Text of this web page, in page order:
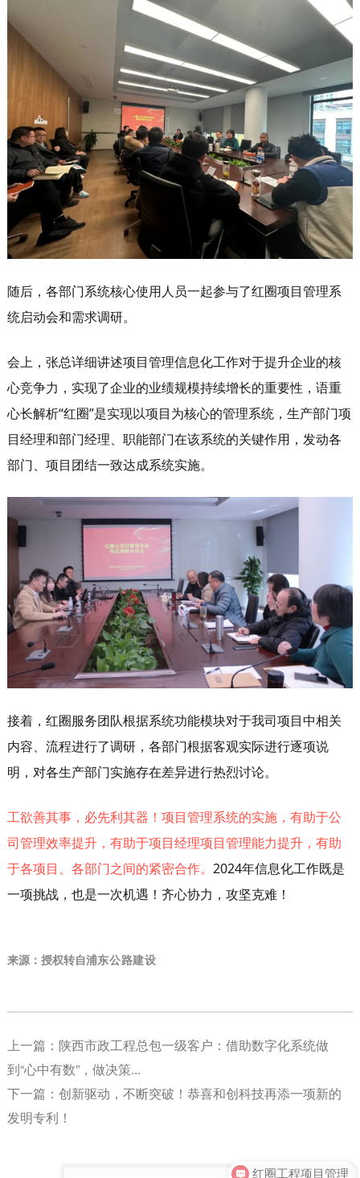
随后，各部门系统核心使用人员一起参与了红圈项目管理系
统启动会和需求调研。
会上，张总详细讲述项目管理信息化工作对于提升企业的核
心竞争力，实现了企业的业绩规模持续增长的重要性，语重
心长解析“红圈”是实现以项目为核心的管理系统，生产部门项
目经理和部门经理、职能部门在该系统的关键作用，发动各
部门、项目团结一致达成系统实施。
接着，红圈服务团队根据系统功能模块对于我司项目中相关
内容、流程进行了调研，各部门根据客观实际进行逐项说
明，对各生产部门实施存在差异进行热烈讨论。
工欲善其事，必先利其器！项目管理系统的实施，有助于公
司管理效率提升，有助于项目经理项目管理能力提升，有助
于各项目、各部门之间的紧密合作。 2024年信息化工作既是
一项挑战，也是一次机遇！齐心协力，攻坚克难！
来源：授权转自浦东公路建设
上一篇： 陕西市政工程总包一级客户：借助数字化系统做
到“心中有数”，做决策...
下一篇： 创新驱动，不断突破！恭喜和创科技再添一项新的
发明专利！